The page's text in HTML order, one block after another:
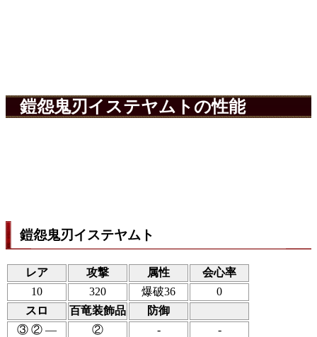
鎧怨鬼刃イステヤムトの性能
鎧怨鬼刃イステヤムト
レア 攻撃 属性
会心率
10
320 爆破36
0
スロ
百竜装飾品
防御
③ ② ―
② -
-